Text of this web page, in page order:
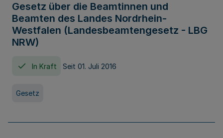
Gesetz über die Beamtinnen und
Beamten des Landes Nordrhein-
Westfalen (Landesbeamtengesetz - LBG
NRW)
In Kraft Seit 01. Juli 2016
Gesetz